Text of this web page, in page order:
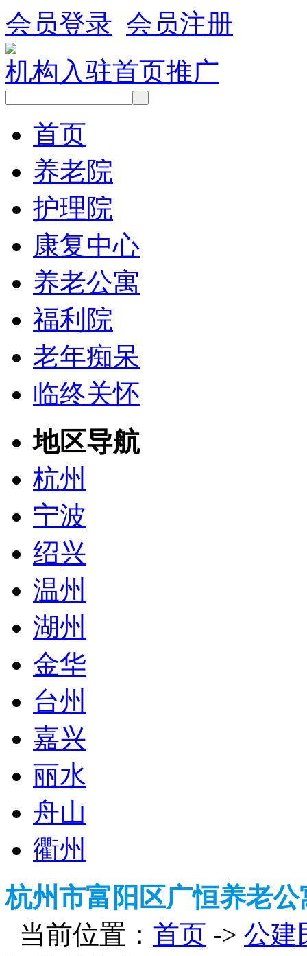
会员登录 会员注册
机构入驻首页推广
首页
养老院
护理院
康复中心
养老公寓
福利院
老年痴呆
临终关怀
地区导航
杭州
宁波
绍兴
温州
湖州
金华
台州
嘉兴
丽水
舟山
衢州
杭州市富阳区广恒养老公
当前位置： 首页 -> 公建